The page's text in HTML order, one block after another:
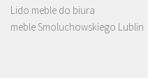
Lido meble do biura
meble Smoluchowskiego Lublin